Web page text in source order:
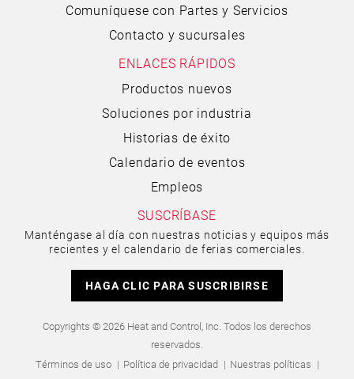
Comuníquese con Partes y Servicios
Contacto y sucursales
ENLACES RÁPIDOS
Productos nuevos
Soluciones por industria
Historias de éxito
Calendario de eventos
Empleos
SUSCRÍBASE
Manténgase al día con nuestras noticias y equipos más
recientes y el calendario de ferias comerciales.
HAGA CLIC PARA SUSCRIBIRSE
Copyrights © 2026 Heat and Control, Inc. Todos los derechos
reservados.
Términos de uso
Política de privacidad
Nuestras políticas